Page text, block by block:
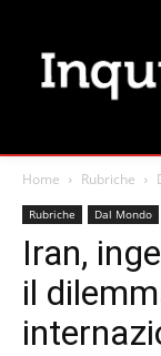
Home Rubriche
Rubriche Dal Mondo
Iran,
il